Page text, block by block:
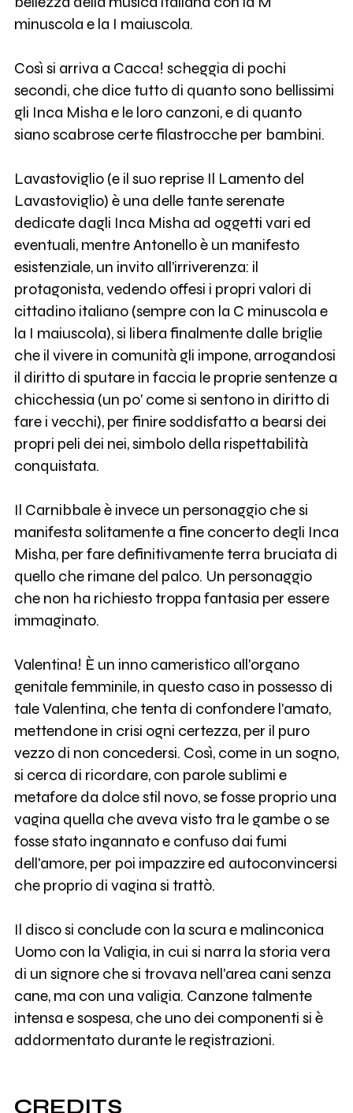
minuscola e la I maiuscola.
Così si arriva a Cacca! scheggia di pochi
secondi, che dice tutto di quanto sono bellissimi
gli Inca Misha e le loro canzoni, e di quanto
siano scabrose certe filastrocche per bambini.
Lavastoviglio (e il suo reprise Il Lamento del
Lavastoviglio) è una delle tante serenate
dedicate dagli Inca Misha ad oggetti vari ed
eventuali, mentre Antonello è un manifesto
esistenziale, un invito all'irriverenza: il
protagonista, vedendo offesi i propri valori di
cittadino italiano (sempre con la C minuscola e
la I maiuscola), si libera finalmente dalle briglie
che il vivere in comunità gli impone, arrogandosi
il diritto di sputare in faccia le proprie sentenze a
chicchessia (un po' come si sentono in diritto di
fare i vecchi), per finire soddisfatto a bearsi dei
propri peli dei nei, simbolo della rispettabilità
conquistata.
Il Carnibbale è invece un personaggio che si
manifesta solitamente a fine concerto degli Inca
Misha, per fare definitivamente terra bruciata di
quello che rimane del palco. Un personaggio
che non ha richiesto troppa fantasia per essere
immaginato.
Valentina! È un inno cameristico all'organo
genitale femminile, in questo caso in possesso di
tale Valentina, che tenta di confondere l'amato,
mettendone in crisi ogni certezza, per il puro
vezzo di non concedersi. Così, come in un sogno,
si cerca di ricordare, con parole sublimi e
metafore da dolce stil novo, se fosse proprio una
vagina quella che aveva visto tra le gambe o se
fosse stato ingannato e confuso dai fumi
dell'amore, per poi impazzire ed autoconvincersi
che proprio di vagina si trattò.
Il disco si conclude con la scura e malinconica
Uomo con la Valigia, in cui si narra la storia vera
di un signore che si trovava nell'area cani senza
cane, ma con una valigia. Canzone talmente
intensa e sospesa, che uno dei componenti si è
addormentato durante le registrazioni.
CREDITS